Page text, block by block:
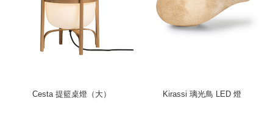
Cesta 提籃桌燈（大） Kirassi 璃光鳥 LED 燈